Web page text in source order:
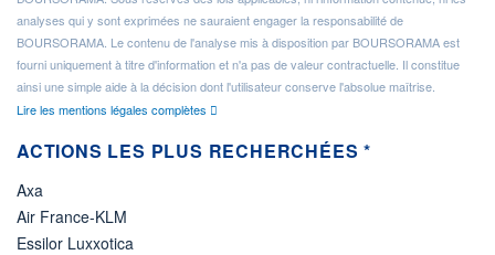
analyses qui y sont exprimées ne sauraient engager la responsabilité de
BOURSORAMA. Le contenu de l'analyse mis à disposition par BOURSORAMA est
fourni uniquement à titre d'information et n'a pas de valeur contractuelle. Il constitue
ainsi une simple aide à la décision dont l'utilisateur conserve l'absolue maîtrise.
Lire les mentions légales complètes
ACTIONS LES PLUS RECHERCHÉES *
Axa
Air France-KLM
Essilor Luxxotica